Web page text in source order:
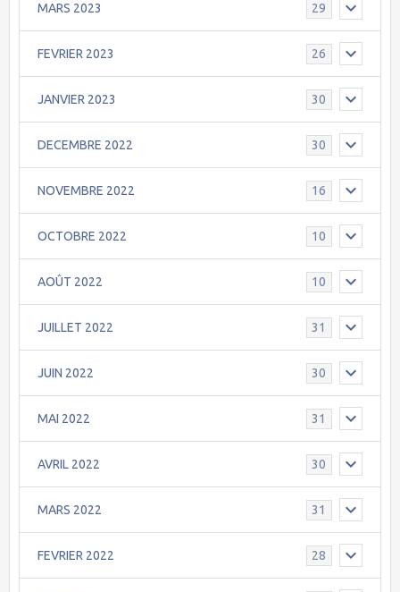
MARS 2023 29
FEVRIER 2023 26
JANVIER 2023 30
DECEMBRE 2022 30
NOVEMBRE 2022 16
OCTOBRE 2022 10
AOÛT 2022 10
JUILLET 2022 31
JUIN 2022 30
MAI 2022 31
AVRIL 2022 30
MARS 2022 31
FEVRIER 2022 28